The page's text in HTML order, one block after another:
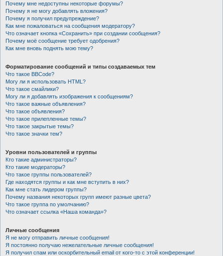
Почему мне недоступны некоторые форумы?
Почему я не могу добавлять вложения?
Почему я получил предупреждение?
Как мне пожаловаться на сообщения модератору?
Что означает кнопка «Сохранить» при создании сообщения?
Почему моё сообщение требует одобрения?
Как мне вновь поднять мою тему?
Форматирование сообщений и типы создаваемых тем
Что такое BBCode?
Могу ли я использовать HTML?
Что такое смайлики?
Могу ли я добавлять изображения к сообщениям?
Что такое важные объявления?
Что такое объявления?
Что такое прилепленные темы?
Что такое закрытые темы?
Что такое значки тем?
Уровни пользователей и группы
Кто такие администраторы?
Кто такие модераторы?
Что такое группы пользователей?
Где находятся группы и как мне вступить в них?
Как мне стать лидером группы?
Почему названия некоторых групп имеют разные цвета?
Что такое группа по умолчанию?
Что означает ссылка «Наша команда»?
Личные сообщения
Я не могу отправить личные сообщения!
Я постоянно получаю нежелательные личные сообщения!
Я получил спам или оскорбительный email от кого-то с этой конференции!